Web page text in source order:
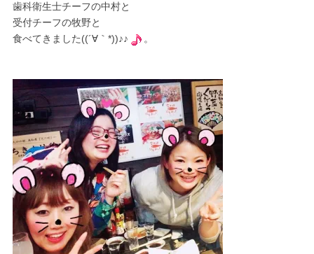
歯科衛生士チーフの中村と
受付チーフの牧野と
食べてきました((´∀｀*))♪♪
。